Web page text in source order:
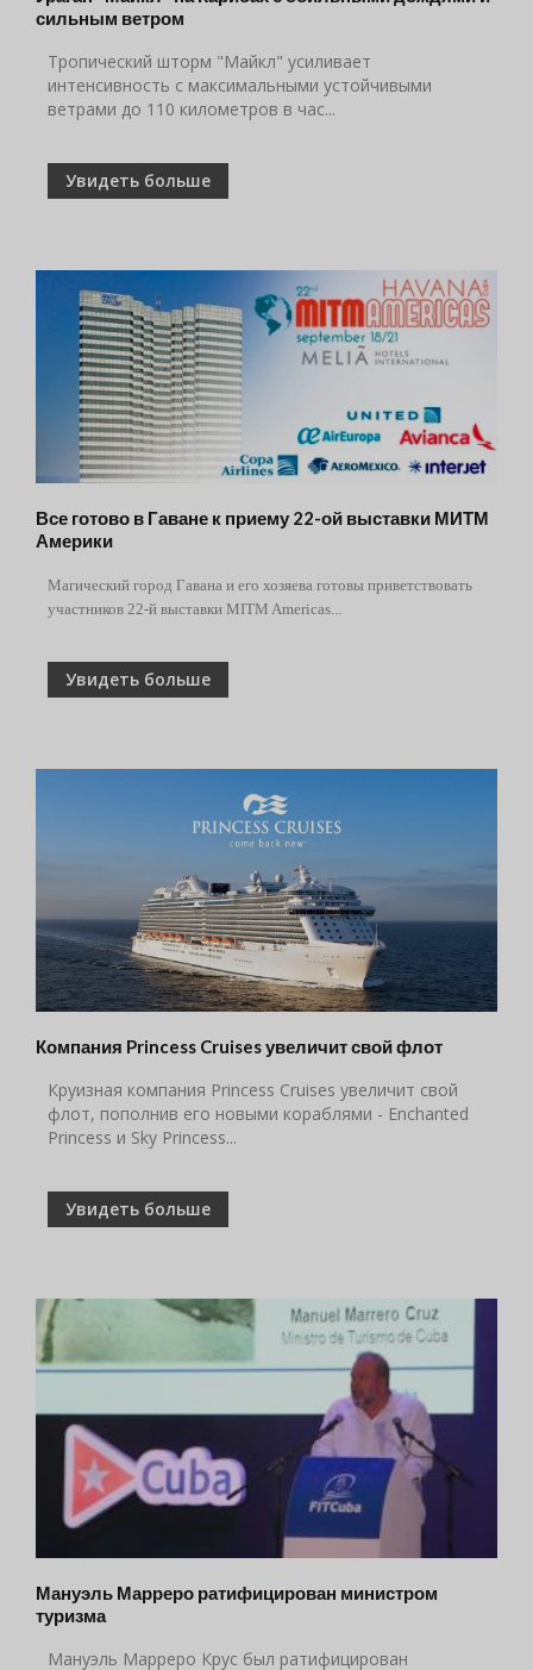
сильным ветром
Тропический шторм "Майкл" усиливает
интенсивность с максимальными устойчивыми
ветрами до 110 километров в час...
Увидеть больше
Все готово в Гаване к приему 22-ой выставки МИТМ
Америки
Магический город Гавана и его хозяева готовы приветствовать
участников 22-й выставки MITM Americas...
Увидеть больше
Компания Princess Cruises увеличит свой флот
Круизная компания Princess Cruises увеличит свой
флот, пополнив его новыми кораблями - Enchanted
Princess и Sky Princess...
Увидеть больше
Мануэль Марреро ратифицирован министром
туризма
Мануэль Марреро Крус был ратифицирован